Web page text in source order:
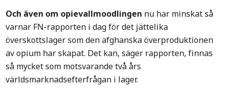
Och även om opievallmoodlingennu har minskat så
varnar FN-rapporten i dag för det jättelika
överskottslager som den afghanska överproduktionen
av opium har skapat. Det kan, säger rapporten, finnas
så mycket som motsvarande två års
världsmarknadsefterfrågan i lager.